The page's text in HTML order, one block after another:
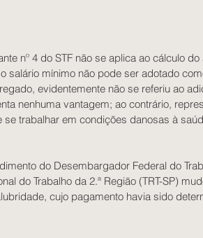
nº 4 do STF não se aplica ao cálculo
salário mínimo não pode ser adotado
evidentemente não se referiu ao
nenhuma vantagem; ao contrário,
se trabalhar em condições danosas à
do Desembargador Federal do
do Trabalho da 2.ª Região (TRT-SP)
cujo pagamento havia sido